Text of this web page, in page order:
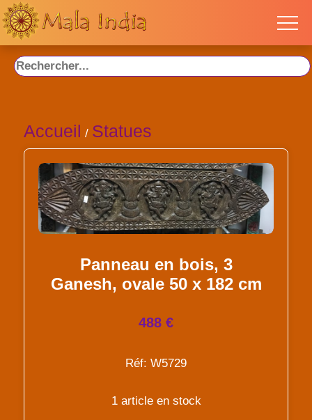
Accueil / Statues
Panneau en bois, 3
Ganesh, ovale 50 x 182 cm
488 €
Réf: W5729
1 article en stock